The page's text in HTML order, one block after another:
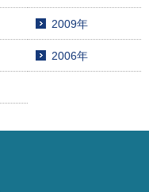
2009年
2006年